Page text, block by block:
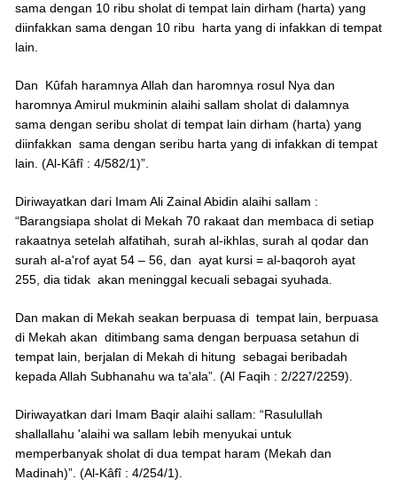
sama dengan 10 ribu sholat di tempat lain dirham (harta) yang
diinfakkan sama dengan 10 ribu harta yang di infakkan di tempat
lain.
Dan Kûfah haramnya Allah dan haromnya rosul Nya dan
haromnya Amirul mukminin alaihi sallam sholat di dalamnya
sama dengan seribu sholat di tempat lain dirham (harta) yang
diinfakkan sama dengan seribu harta yang di infakkan di tempat
lain. (Al-Kâfî : 4/582/1)”.
Diriwayatkan dari Imam Ali Zainal Abidin alaihi sallam :
“Barangsiapa sholat di Mekah 70 rakaat dan membaca di setiap
rakaatnya setelah alfatihah, surah al-ikhlas, surah al qodar dan
surah al-a'rof ayat 54 – 56, dan ayat kursi = al-baqoroh ayat
255, dia tidak akan meninggal kecuali sebagai syuhada.
Dan makan di Mekah seakan berpuasa di tempat lain, berpuasa
di Mekah akan ditimbang sama dengan berpuasa setahun di
tempat lain, berjalan di Mekah di hitung sebagai beribadah
kepada Allah Subhanahu wa ta'ala”. (Al Faqih : 2/227/2259).
Diriwayatkan dari Imam Baqir alaihi sallam: “Rasulullah
shallallahu 'alaihi wa sallam lebih menyukai untuk
memperbanyak sholat di dua tempat haram (Mekah dan
Madinah)”. (Al-Kâfî : 4/254/1).